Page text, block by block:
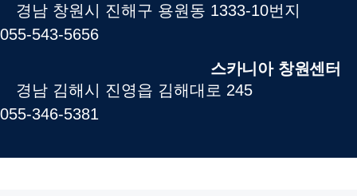
경남 창원시 진해구 용원동 1333-10번지
055-543-5656
스카니아 창원센터
경남 김해시 진영읍 김해대로 245
055-346-5381